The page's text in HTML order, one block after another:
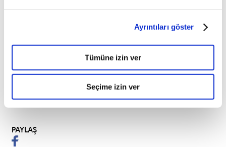
Ayrıntıları göster
Tümüne izin ver
Seçime izin ver
yazında
MAX
modellerinde
sürülecek.
PAYLAŞ